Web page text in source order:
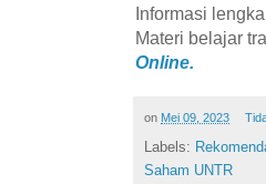
Informasi
Materi belajar
Online.
on Mei 09, 2023
Labels:
Saham UNTR